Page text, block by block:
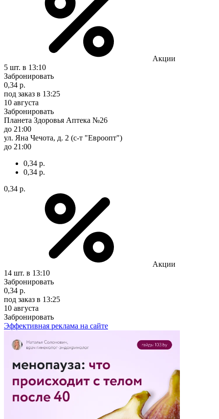
Акции
5 шт. в 13:10
Забронировать
0,34 р.
под заказ в 13:25
10 августа
Забронировать
Планета Здоровья Аптека №26
до 21:00
ул. Яна Чечота, д. 2 (с-т "Евроопт")
до 21:00
0,34 р.
0,34 р.
0,34 р.
Акции
14 шт. в 13:10
Забронировать
0,34 р.
под заказ в 13:25
10 августа
Забронировать
Эффективная реклама на сайте